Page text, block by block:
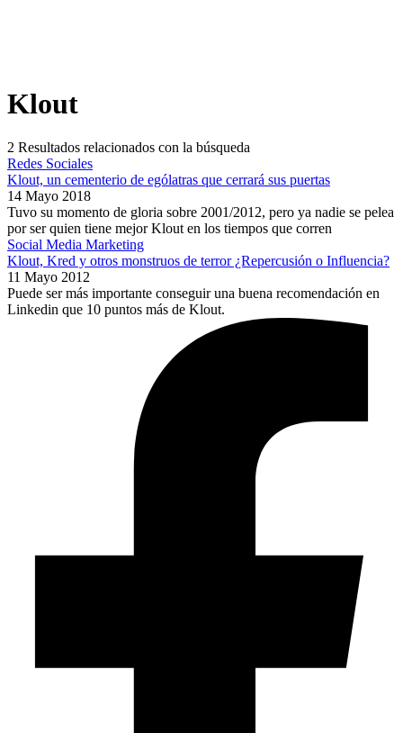
Klout
2 Resultados relacionados con la búsqueda
Redes Sociales
Klout, un cementerio de ególatras que cerrará sus puertas
14 Mayo 2018
Tuvo su momento de gloria sobre 2001/2012, pero ya nadie se pelea
por ser quien tiene mejor Klout en los tiempos que corren
Social Media Marketing
Klout, Kred y otros monstruos de terror ¿Repercusión o Influencia?
11 Mayo 2012
Puede ser más importante conseguir una buena recomendación en
Linkedin que 10 puntos más de Klout.